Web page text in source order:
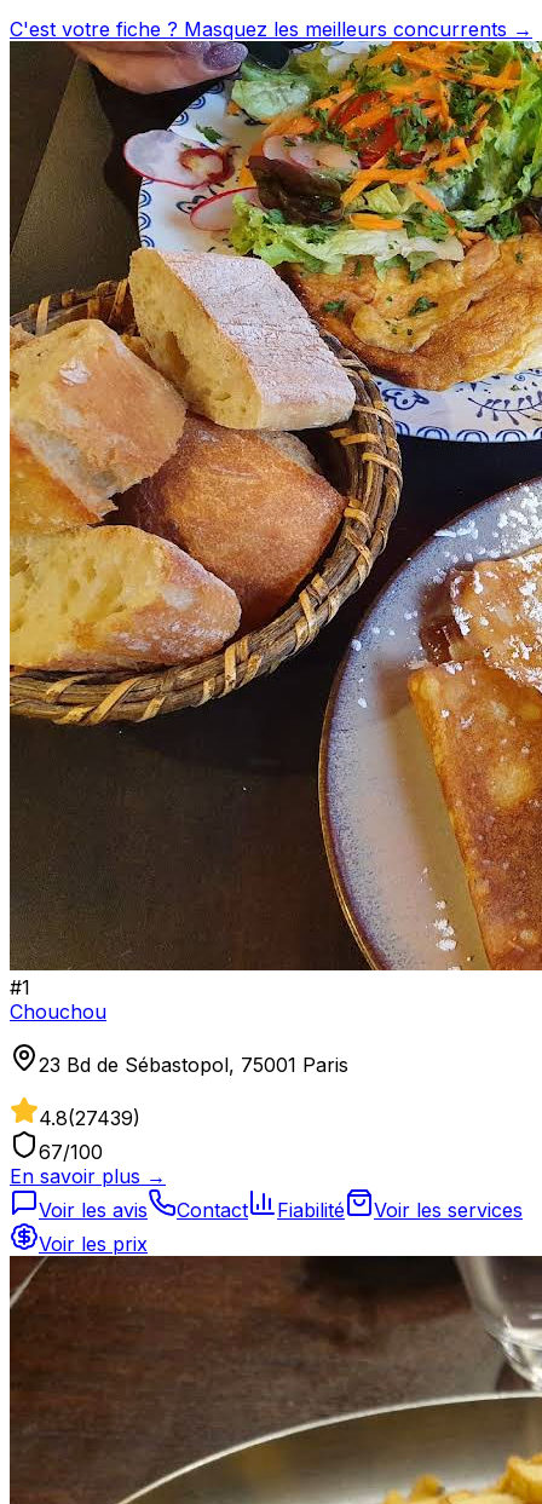
C'est votre fiche ? Masquez les meilleurs concurrents →
#1
Chouchou
23 Bd de Sébastopol, 75001 Paris
4.8(27439)
67/100
En savoir plus →
Voir les avis
Contact Fiabilité
Voir les services
Voir les prix